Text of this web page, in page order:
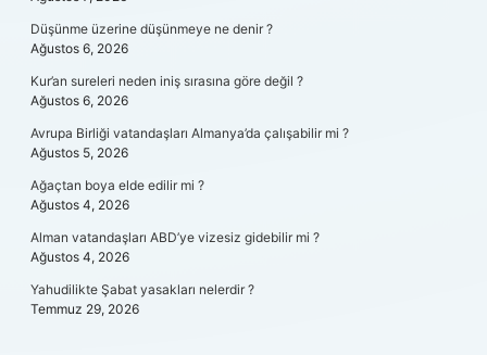
Düşünme üzerine düşünmeye ne denir ?
Ağustos 6, 2026
Kur’an sureleri neden iniş sırasına göre değil ?
Ağustos 6, 2026
Avrupa Birliği vatandaşları Almanya’da çalışabilir mi ?
Ağustos 5, 2026
Ağaçtan boya elde edilir mi ?
Ağustos 4, 2026
Alman vatandaşları ABD’ye vizesiz gidebilir mi ?
Ağustos 4, 2026
Yahudilikte Şabat yasakları nelerdir ?
Temmuz 29, 2026